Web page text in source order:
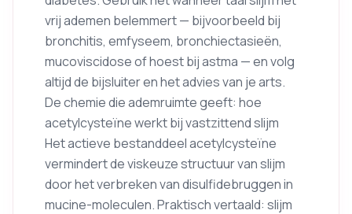
vrij ademen belemmert — bijvoorbeeld bij
bronchitis, emfyseem, bronchiectasieën,
mucoviscidose of hoest bij astma — en volg
altijd de bijsluiter en het advies van je arts.
De chemie die ademruimte geeft: hoe
acetylcysteïne werkt bij vastzittend slijm
Het actieve bestanddeel acetylcysteïne
vermindert de viskeuze structuur van slijm
door het verbreken van disulfidebruggen in
mucine-moleculen. Praktisch vertaald: slijm